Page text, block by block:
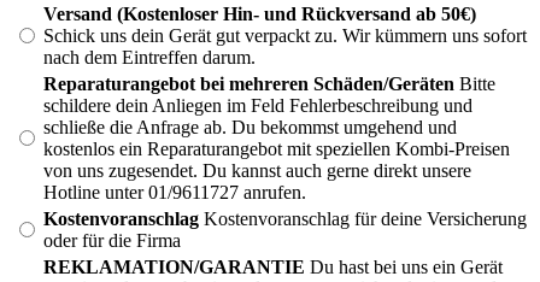
Versand (Kostenloser Hin- und Rückversand ab 50€)
Schick uns dein Gerät gut verpackt zu. Wir kümmern uns sofort
nach dem Eintreffen darum.
Reparaturangebot bei mehreren Schäden/Geräten Bitte
schildere dein Anliegen im Feld Fehlerbeschreibung und
schließe die Anfrage ab. Du bekommst umgehend und
kostenlos ein Reparaturangebot mit speziellen Kombi-Preisen
von uns zugesendet. Du kannst auch gerne direkt unsere
Hotline unter 01/9611727 anrufen.
Kostenvoranschlag Kostenvoranschlag für deine Versicherung
oder für die Firma
REKLAMATION/GARANTIE Du hast bei uns ein Gerät